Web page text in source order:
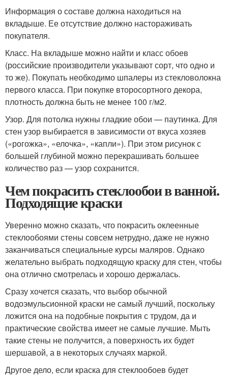
Информация о составе должна находиться на
вкладыше. Ее отсутствие должно настораживать
покупателя.
Класс. На вкладыше можно найти и класс обоев
(российские производители указывают сорт, что одно и
то же). Покупать необходимо шпалеры из стекловолокна
первого класса. При покупке второсортного декора,
плотность должна быть не менее 100 г/м2.
Узор. Для потолка нужны гладкие обои — паутинка. Для
стен узор выбирается в зависимости от вкуса хозяев
(«рогожка», «елочка», «капли»). При этом рисунок с
большей глубиной можно перекрашивать большее
количество раз — узор сохранится.
Чем покрасить стеклообои в ванной.
Подходящие краски
Уверенно можно сказать, что покрасить оклеенные
стеклообоями стены совсем нетрудно, даже не нужно
заканчиваться специальные курсы маляров. Однако
желательно выбрать подходящую краску для стен, чтобы
она отлично смотрелась и хорошо держалась.
Сразу хочется сказать, что выбор обычной
водоэмульсионной краски не самый лучший, поскольку
ложится она на подобные покрытия с трудом, да и
практические свойства имеет не самые лучшие. Мыть
такие стены не получится, а поверхность их будет
шершавой, а в некоторых случаях маркой.
Другое дело, если краска для стеклообоев будет